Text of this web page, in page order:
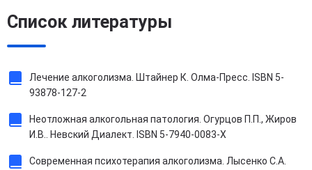
Список литературы
Лечение алкоголизма. Штайнер К. Олма-Пресс. ISBN 5-
93878-127-2
Неотложная алкогольная патология. Огурцов П.П., Жиров
И.В.. Невский Диалект. ISBN 5-7940-0083-X
Современная психотерапия алкоголизма. Лысенко С.А.